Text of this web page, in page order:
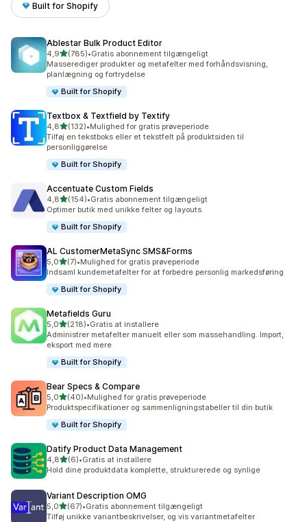
Built for Shopify
Ablestar Bulk Product Editor
4,9ud af 5 stjerner
(785)
785 anmeldelser i alt
•Gratis abonnement tilgængeligt
Masserediger produkter og metafelter med forhåndsvisning,
planlægning og fortrydelse
Built for Shopify
Textbox & Textfield by Textify
4,8ud af 5 stjerner
(132)
132 anmeldelser i alt
•Mulighed for gratis prøveperiode
Tilføj en tekstboks eller et tekstfelt på produktsiden til
personliggørelse
Built for Shopify
Accentuate Custom Fields
4,8ud af 5 stjerner
(154)
154 anmeldelser i alt
•Gratis abonnement tilgængeligt
Optimer butik med unikke felter og layouts.
Built for Shopify
AL CustomerMetaSync SMS&Forms
5,0ud af 5 stjerner
(7)
7 anmeldelser i alt
•Mulighed for gratis prøveperiode
Indsaml kundemetafelter for at forbedre personlig markedsføring
Built for Shopify
Metafields Guru
5,0ud af 5 stjerner
(218)
218 anmeldelser i alt
•Gratis at installere
Administrer metafelter manuelt eller som massehandling. Import,
eksport med mere
Built for Shopify
Bear Specs & Compare
5,0ud af 5 stjerner
(40)
40 anmeldelser i alt
•Mulighed for gratis prøveperiode
Produktspecifikationer og sammenligningstabeller til din butik
Built for Shopify
Datify Product Data Management
4,8ud af 5 stjerner
(6)
6 anmeldelser i alt
•Gratis at installere
Hold dine produktdata komplette, strukturerede og synlige
Variant Description OMG
5,0ud af 5 stjerner
(67)
67 anmeldelser i alt
•Gratis abonnement tilgængeligt
Tilføj unikke variantbeskrivelser, og vis variantmetafelter